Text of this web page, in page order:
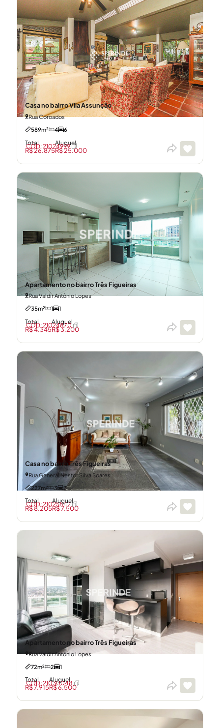
Casa no bairro Vila Assunção
Rua Coroados
589m²
4 6
Total
R$ 26.875
Aluguel
R$ 25.000
CÓD: 21024999
Apartamento no bairro Três Figueiras
Rua Valdir Antônio Lopes
35m²
1 1
Total
R$ 4.345
Aluguel
R$ 3.200
CÓD: 21024870
Casa no bairro Três Figueiras
Rua General Nestor Silva Soares
227m²
3 3
Total
R$ 8.205
Aluguel
R$ 7.500
CÓD: 21025842
Apartamento no bairro Três Figueiras
Rua Valdir Antônio Lopes
72m²
2 1
Total
R$ 7.915
Aluguel
R$ 6.500
CÓD: 21030048